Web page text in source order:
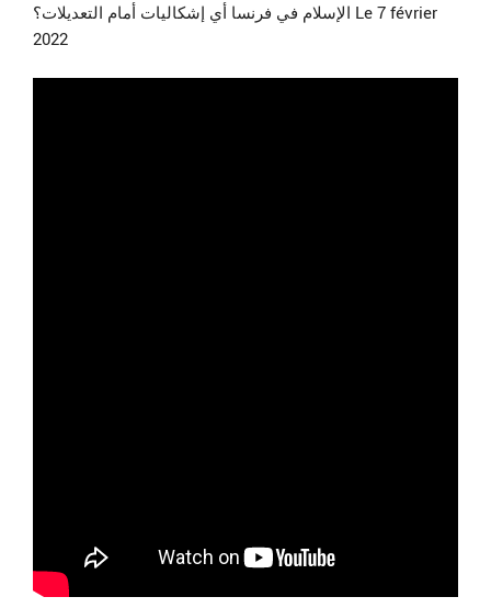
الإسلام في فرنسا أي إشكاليات أمام التعديلات؟ Le 7 février
2022